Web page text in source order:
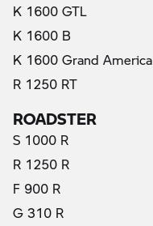
K 1600 GTL
K 1600 B
K 1600 Grand America
R 1250 RT
ROADSTER
S 1000 R
R 1250 R
F 900 R
G 310 R